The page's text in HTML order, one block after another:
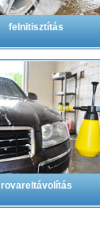
felnitisztítás
rovareltávolítás